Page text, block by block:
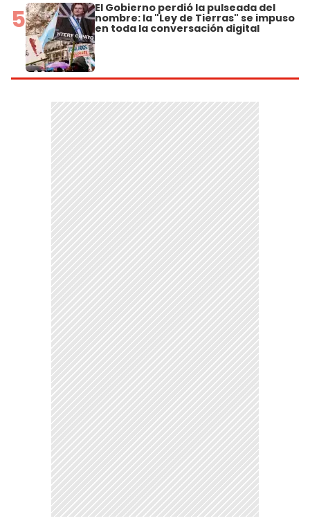
5 El Gobierno perdió la pulseada del
nombre: la "Ley de Tierras" se impuso
en toda la conversación digital